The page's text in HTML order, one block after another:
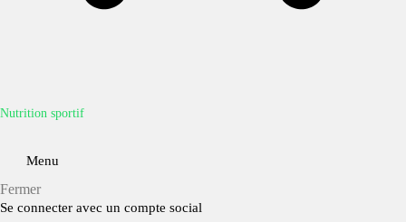
Nutrition sportif
Menu
Fermer
Se connecter avec un compte social